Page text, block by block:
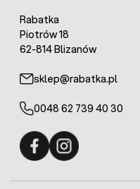
Rabatka
Piotrów 18
62-814 Blizanów
sklep@rabatka.pl
0048 62 739 40 30